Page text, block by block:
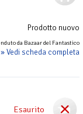
Prodotto nuovo
da Bazaar del Fantastico
» Vedi scheda completa
Esaurito